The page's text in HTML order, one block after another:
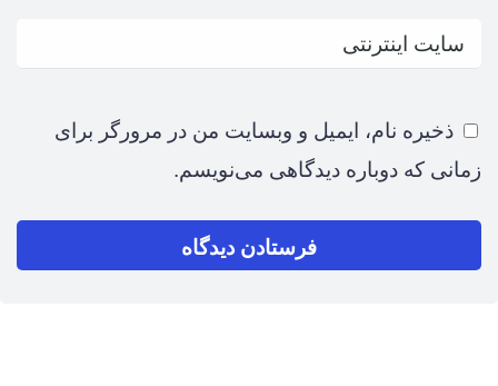
ذخیره نام، ایمیل و وبسایت من در مرورگر برای
زمانی که دوباره دیدگاهی می‌نویسم.